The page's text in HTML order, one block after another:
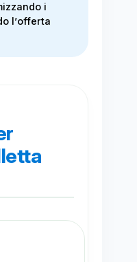
i
l’offerta